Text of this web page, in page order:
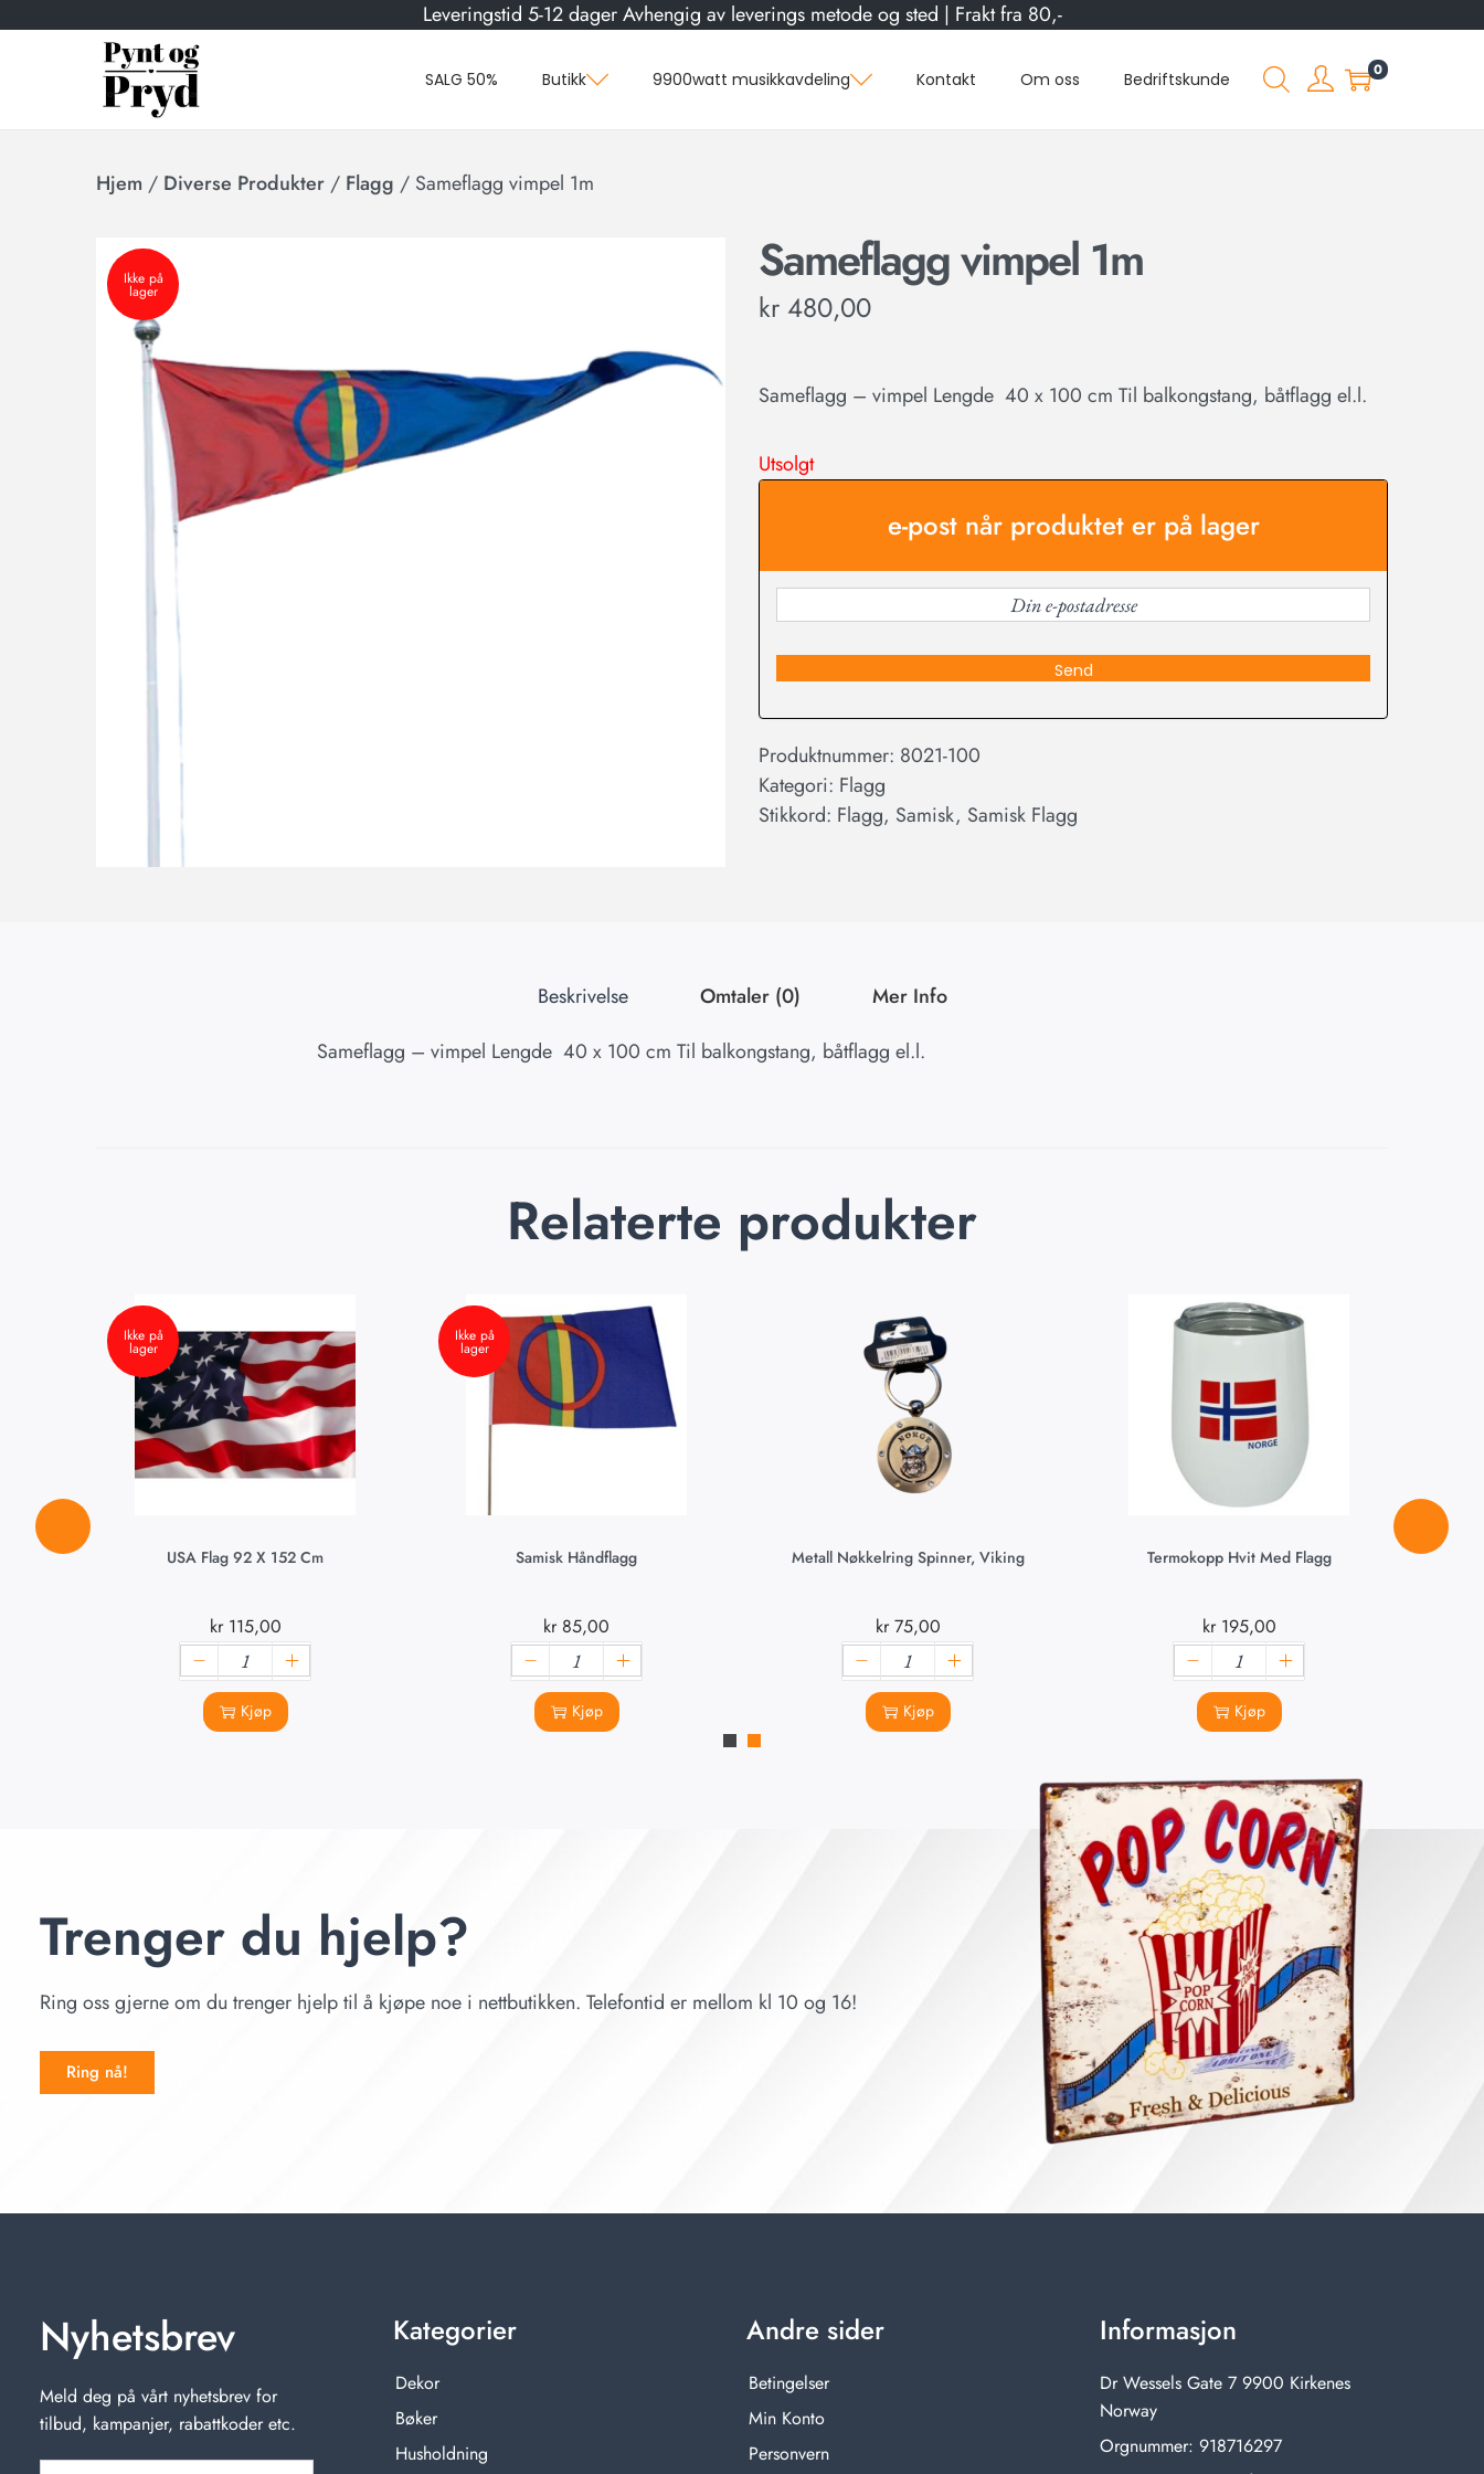
Leveringstid 5-12 dager Avhengig av leverings metode og sted | Frakt fra 80,-
SALG 50% Butikk 9900watt musikkavdeling Kontakt Om oss Bedriftskunde 0
Hjem / Diverse Produkter / Flagg / Sameflagg vimpel 1m
Ikke på
lager Sameflagg vimpel 1m
kr 480,00
Sameflagg – vimpel Lengde 40 x 100 cm Til balkongstang, båtflagg el.l.
Utsolgt
e-post når produktet er på lager
Send
Produktnummer: 8021-100
Kategori: Flagg
Stikkord: Flagg, Samisk, Samisk Flagg
Beskrivelse Omtaler (0)
Mer Info
Sameflagg – vimpel Lengde 40 x 100 cm Til balkongstang, båtflagg el.l.
Relaterte produkter
Ikke på
lager
USA Flag 92 X 152 Cm
kr115,00
Kjøp
Ikke på
lager
Samisk Håndflagg
kr85,00
Kjøp
Metall Nøkkelring Spinner, Viking
kr75,00
Kjøp
Termokopp Hvit Med Flagg
kr195,00
Kjøp
Trenger du hjelp?
Ring oss gjerne om du trenger hjelp til å kjøpe noe i nettbutikken. Telefontid er mellom kl 10 og 16!
Ring nå!
Nyhetsbrev
Meld deg på vårt nyhetsbrev for
tilbud, kampanjer, rabattkoder etc.
Kategorier
Dekor
Bøker
Husholdning
Andre sider
Betingelser
Min Konto
Personvern
Informasjon
Dr Wessels Gate 7 9900 Kirkenes
Norway
Orgnummer: 918716297